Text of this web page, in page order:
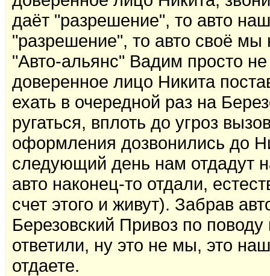
даёт "разрешение", то авто
"разрешение", то авто своё мы
"Авто-альянс" Вадим просто
доверенное лицо Никита
ехать в очередной раз на
ругаться, вплоть до угроз
оформления дозвонились до
следующий день нам отдадут
авто наконец-то отдали,
счет этого и живут). Забрав
Березовский Привоз по
ответили, ну это не мы, это
отдаете.